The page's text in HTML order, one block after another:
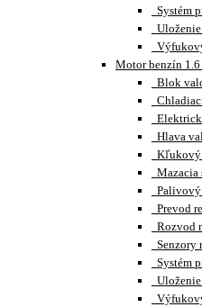
Systém
Motor benzín
Blok
Hlava
Kľukový
Mazacia
Palivový
Prevod
Rozvod
Senzory
Systém